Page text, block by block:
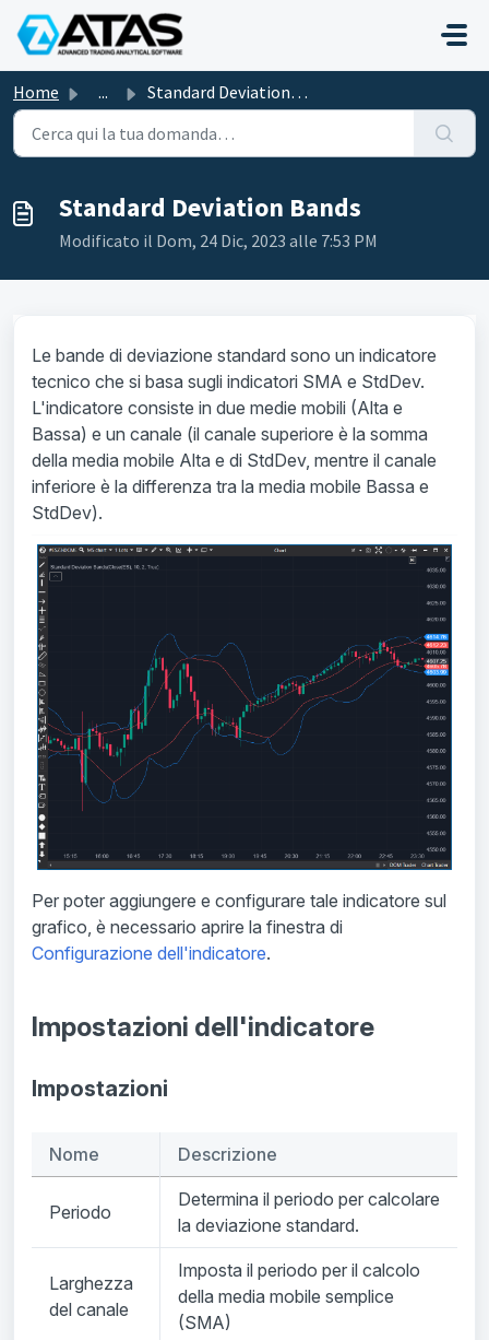
Salta al contenuto principale
Home ... Standard Deviation Bands
Standard Deviation Bands
Modificato il Dom, 24 Dic, 2023 alle 7:53 PM
Le bande di deviazione standard sono un indicatore
tecnico che si basa sugli indicatori SMA e StdDev.
L'indicatore consiste in due medie mobili (Alta e
Bassa) e un canale (il canale superiore è la somma
della media mobile Alta e di StdDev, mentre il canale
inferiore è la differenza tra la media mobile Bassa e
StdDev).
Per poter aggiungere e configurare tale indicatore sul
grafico, è necessario aprire la finestra di
Configurazione dell'indicatore.
Impostazioni dell'indicatore
Impostazioni
Nome Descrizione
Periodo
Determina il periodo per calcolare
la deviazione standard.
Larghezza
del canale
Imposta il periodo per il calcolo
della media mobile semplice
(SMA)